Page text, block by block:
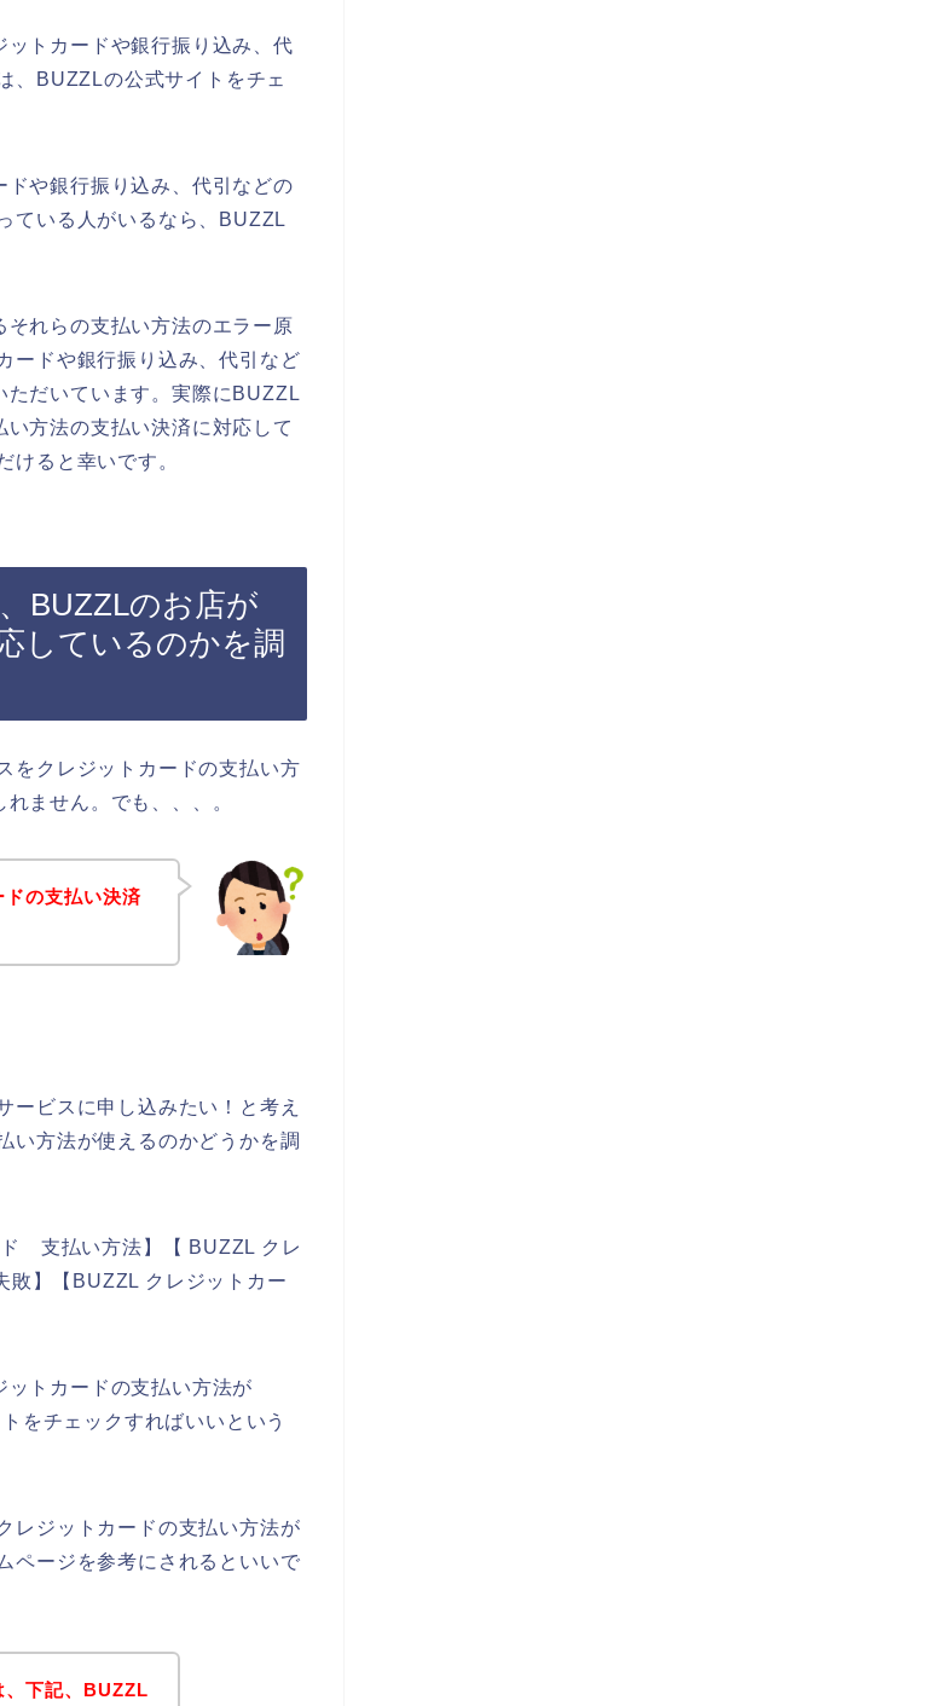
トカードや銀行振り込み、代
、BUZZLの公式サイトをチェ
や銀行振り込み、代引などの
ている人がいるなら、BUZZL
れらの支払い方法のエラー原
ードや銀行振り込み、代引など
ただいています。実際にBUZZL
方法の支払い決済に対応して
けると幸いです。
BUZZLのお店が
しているのかを調
をクレジットカードの支払い方
ません。でも、、、。
の支払い決済
ービスに申し込みたい！と考え
い方法が使えるのかどうかを調
支払い方法】【 BUZZL クレ
】【BUZZL クレジットカー
トカードの支払い方法が
をチェックすればいいという
レジットカードの支払い方法が
ページを参考にされるといいで
、下記、BUZZL